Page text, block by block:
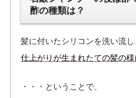
酢の種類は？
髪に付いたシリコンを洗い流し
仕上がりが生まれたての髪の様
・・・ということで、